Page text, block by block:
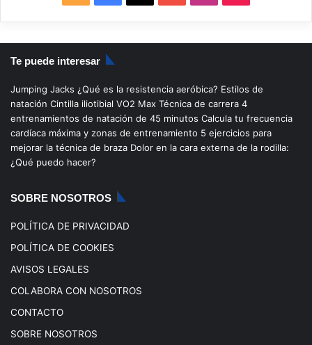
S
S
a
c
b
o
o
u
u
b
n
s
a
g
i
k
o
k
Te puede interesar
Jumping Jacks ¿Qué es la resistencia aeróbica? Estilos de
natación Cintilla iliotibial VO2 Max Técnica de carrera 4
entrenamientos de natación de 45 minutos Calcula tu frecuencia
cardíaca máxima y zonas de entrenamiento 5 ejercicios para
mejorar la técnica de braza Dolor en la cara externa de la rodilla:
¿Qué puedo hacer?
SOBRE NOSOTROS
POLÍTICA DE PRIVACIDAD
POLÍTICA DE COOKIES
AVISOS LEGALES
COLABORA CON NOSOTROS
CONTACTO
SOBRE NOSOTROS